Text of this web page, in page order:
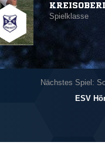
Spielklasse
Nächstes Spiel:
ESV